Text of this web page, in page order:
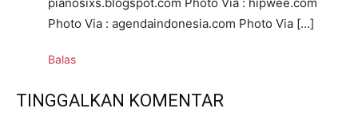
Photo Via : agendaindonesia.com Photo Via […]
Balas
TINGGALKAN KOMENTAR